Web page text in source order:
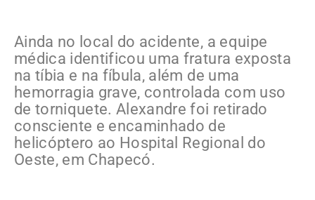
Ainda no local do acidente, a equipe
médica identificou uma fratura exposta
na tíbia e na fíbula, além de uma
hemorragia grave, controlada com uso
de torniquete. Alexandre foi retirado
consciente e encaminhado de
helicóptero ao Hospital Regional do
Oeste, em Chapecó.